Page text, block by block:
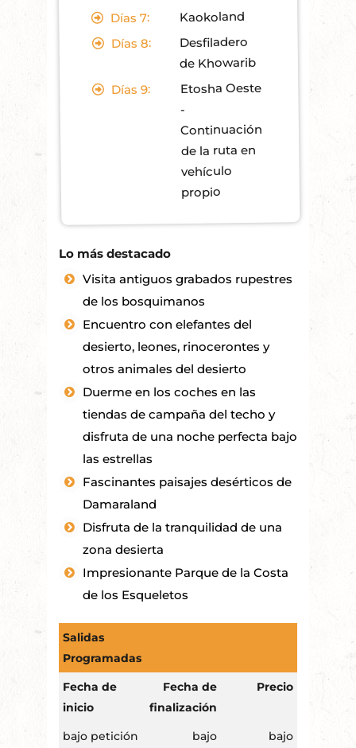
Días7: Kaokoland
Días 8: Desfiladero
de Khowarib
Días9: Etosha Oeste
-
Continuación
de la ruta en
vehículo
propio
Lo más destacado
Visita antiguos grabados rupestres
de los bosquimanos
Encuentro con elefantes del
desierto, leones, rinocerontes y
otros animales del desierto
Duerme en los coches en las
tiendas de campaña del techo y
disfruta de una noche perfecta bajo
las estrellas
Fascinantes paisajes desérticos de
Damaraland
Disfruta de la tranquilidad de una
zona desierta
Impresionante Parque de la Costa
de los Esqueletos
Salidas
Programadas
Fecha de
inicio
Fecha de
finalización
Precio
bajo petición
bajo
bajo